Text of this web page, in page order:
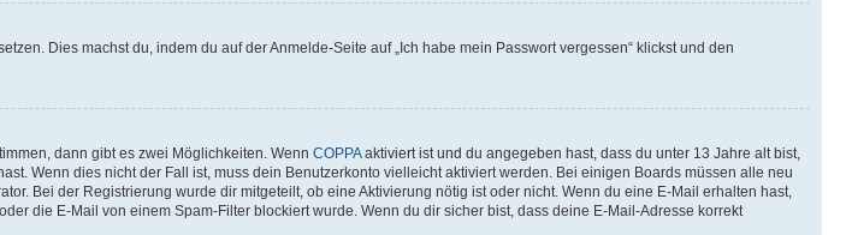
Dies machst du, indem du auf der Anmelde-Seite auf „Ich habe mein Passwort vergessen“ klickst und den
dann gibt es zwei Möglichkeiten. Wenn COPPAaktiviert ist und du angegeben hast, dass du unter 13 Jahre alt bist,
Wenn dies nicht der Fall ist, muss dein Benutzerkonto vielleicht aktiviert werden. Bei einigen Boards müssen alle neu
Bei der Registrierung wurde dir mitgeteilt, ob eine Aktivierung nötig ist oder nicht. Wenn du eine E-Mail erhalten hast,
die E-Mail von einem Spam-Filter blockiert wurde. Wenn du dir sicher bist, dass deine E-Mail-Adresse korrekt